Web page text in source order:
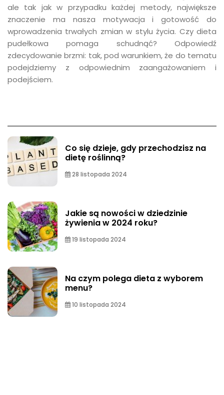
ale tak jak w przypadku każdej metody, największe
znaczenie ma nasza motywacja i gotowość do
wprowadzenia trwałych zmian w stylu życia. Czy dieta
pudełkowa pomaga schudnąć? Odpowiedź
zdecydowanie brzmi: tak, pod warunkiem, że do tematu
podejdziemy z odpowiednim zaangażowaniem i
podejściem.
Co się dzieje, gdy przechodzisz na
dietę roślinną?
28 listopada 2024
Jakie są nowości w dziedzinie
żywienia w 2024 roku?
19 listopada 2024
Na czym polega dieta z wyborem
menu?
10 listopada 2024